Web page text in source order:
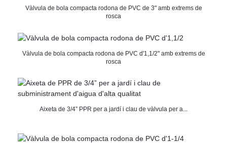
Vàlvula de bola compacta rodona de PVC de 3" amb extrems de
rosca
Vàlvula de bola compacta rodona de PVC d'1,1/2" amb extrems de
rosca
Aixeta de 3/4” PPR per a jardí i clau de vàlvula per a...